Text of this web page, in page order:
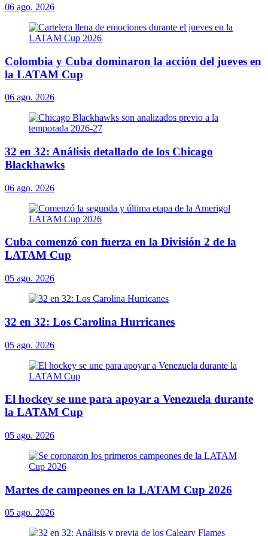
06 ago. 2026
Colombia y Cuba dominaron la acción del jueves en
la LATAM Cup
06 ago. 2026
32 en 32: Análisis detallado de los Chicago
Blackhawks
06 ago. 2026
Cuba comenzó con fuerza en la División 2 de la
LATAM Cup
05 ago. 2026
32 en 32: Los Carolina Hurricanes
05 ago. 2026
El hockey se une para apoyar a Venezuela durante
la LATAM Cup
05 ago. 2026
Martes de campeones en la LATAM Cup 2026
05 ago. 2026